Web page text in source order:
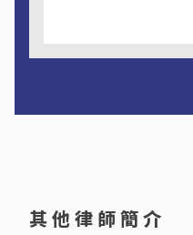
r
a
e
其他律師簡介